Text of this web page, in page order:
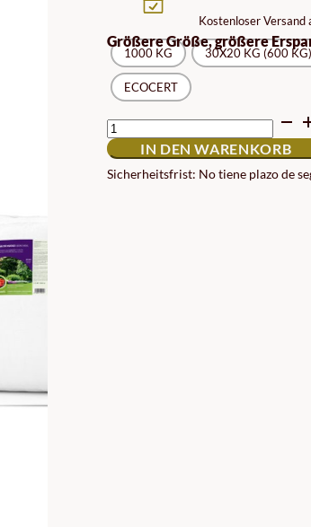
Kostenloser Versand
Größere Größe, größere
1000 KG 30X20 KG (600 KG)
ECOCERT
BIGBAG
KNOCHENMEHL
UND
20KG-
SÄCKE
IN DEN WARENKORB
Sicherheitsfrist: No tiene plazo de